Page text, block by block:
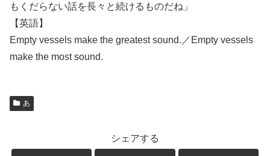
もくだらない話を長々と続けるものだね」
【英語】
Empty vessels make the greatest sound.／Empty vessels
make the most sound.
あ
シェアする